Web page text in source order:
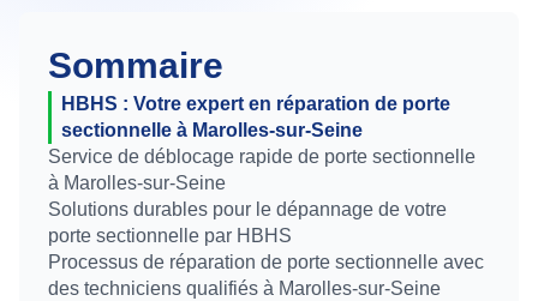
Sommaire
HBHS : Votre expert en réparation de porte
sectionnelle à Marolles-sur-Seine
Service de déblocage rapide de porte sectionnelle
à Marolles-sur-Seine
Solutions durables pour le dépannage de votre
porte sectionnelle par HBHS
Processus de réparation de porte sectionnelle avec
des techniciens qualifiés à Marolles-sur-Seine